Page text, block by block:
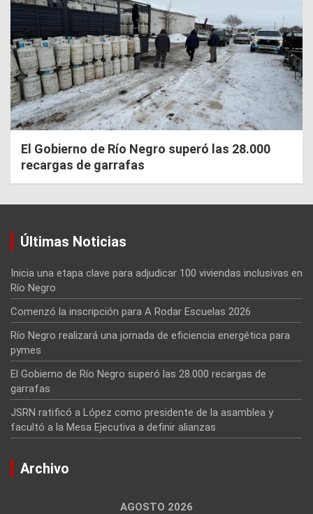
El Gobierno de Río Negro superó las 28.000
recargas de garrafas
Últimas Noticias
Inicia una etapa clave para adjudicar 100 viviendas inclusivas en
Río Negro
Comenzó la inscripción para A Rodar Escuelas 2026
Río Negro realizará una jornada de eficiencia energética para
pymes
El Gobierno de Río Negro superó las 28.000 recargas de
garrafas
JSRN ratificó a López como presidente de la asamblea y
facultó a la Mesa Ejecutiva a definir alianzas
Archivo
AGOSTO 2026